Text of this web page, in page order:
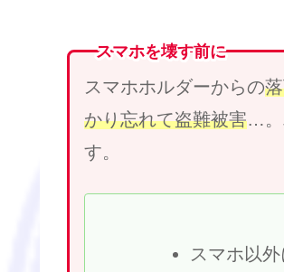
スマホを壊す前に
スマホホルダーからの
かり忘れて盗難被害…。
す。
スマホ以